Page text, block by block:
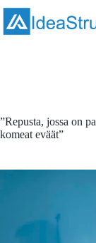
Skip
content
”Repusta, jossa on
komeat eväät”